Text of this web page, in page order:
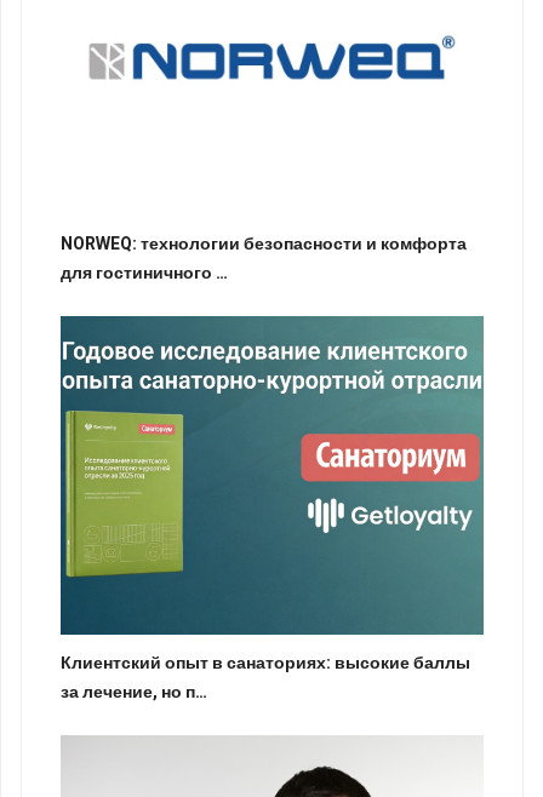
NORWEQ: технологии безопасности и комфорта
для гостиничного …
Клиентский опыт в санаториях: высокие баллы
за лечение, но п…